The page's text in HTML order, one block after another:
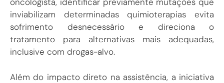
inviabilizam determinadas quimioterapias evita
sofrimento desnecessário e direciona o
tratamento para alternativas mais adequadas,
inclusive com drogas-alvo.
Além do impacto direto na assistência, a iniciativa